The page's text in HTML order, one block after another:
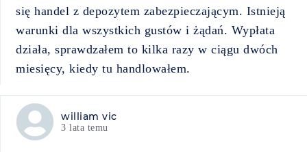
się handel z depozytem zabezpieczającym. Istnieją
warunki dla wszystkich gustów i żądań. Wypłata
działa, sprawdzałem to kilka razy w ciągu dwóch
miesięcy, kiedy tu handlowałem.
william vic
3 lata temu